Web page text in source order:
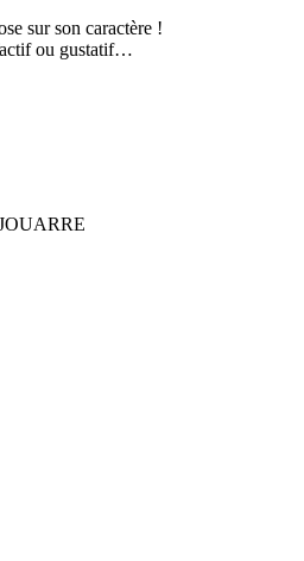
sur son caractère !
ou gustatif…